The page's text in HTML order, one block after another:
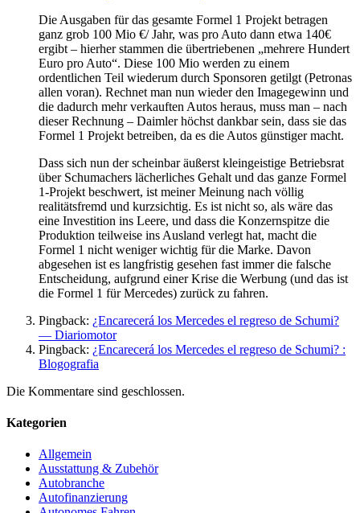
Die Ausgaben für das gesamte Formel 1 Projekt betragen
ganz grob 100 Mio €/ Jahr, was pro Auto dann etwa 140€
ergibt – hierher stammen die übertriebenen „mehrere Hundert
Euro pro Auto“. Diese 100 Mio werden zu einem
ordentlichen Teil wiederum durch Sponsoren getilgt (Petronas
allen voran). Rechnet man nun wieder den Imagegewinn und
die dadurch mehr verkauften Autos heraus, muss man – nach
dieser Rechnung – Daimler höchst dankbar sein, dass sie das
Formel 1 Projekt betreiben, da es die Autos günstiger macht.
Dass sich nun der scheinbar äußerst kleingeistige Betriebsrat
über Schumachers lächerliches Gehalt und das ganze Formel
1-Projekt beschwert, ist meiner Meinung nach völlig
realitätsfremd und kurzsichtig. Es ist nicht so, als wäre das
eine Investition ins Leere, und dass die Konzernspitze die
Produktion teilweise ins Ausland verlegt hat, macht die
Formel 1 nicht weniger wichtig für die Marke. Davon
abgesehen ist es langfristig gesehen fast immer die falsche
Entscheidung, aufgrund einer Krise die Werbung (und das ist
die Formel 1 für Mercedes) zurück zu fahren.
Pingback: ¿Encarecerá los Mercedes el regreso de Schumi?
— Diariomotor
Pingback: ¿Encarecerá los Mercedes el regreso de Schumi? :
Blogografia
Die Kommentare sind geschlossen.
Kategorien
Allgemein
Ausstattung & Zubehör
Autobranche
Autofinanzierung